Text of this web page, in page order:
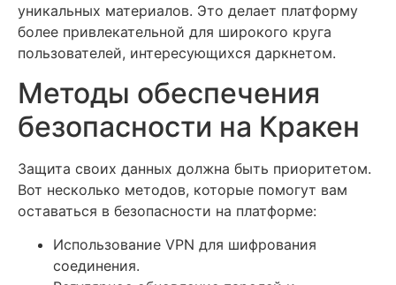
уникальных материалов. Это делает платформу
более привлекательной для широкого круга
пользователей, интересующихся даркнетом.
Методы обеспечения
безопасности на Кракен
Защита своих данных должна быть приоритетом.
Вот несколько методов, которые помогут вам
оставаться в безопасности на платформе:
Использование VPN для шифрования
соединения.